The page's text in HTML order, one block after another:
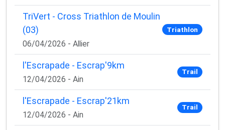
TriVert - Cross Triathlon de Moulin
(03)
06/04/2026 - Allier
Triathlon
l'Escrapade - Escrap'9km
12/04/2026 - Ain
Trail
l'Escrapade - Escrap'21km
12/04/2026 - Ain
Trail